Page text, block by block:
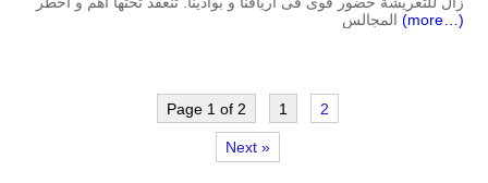
(more…)
Page 1 of 2 1 2
Next »